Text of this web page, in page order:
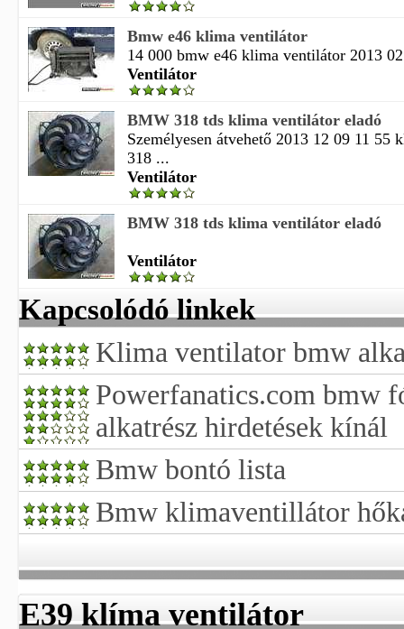
Bmw e46 klima ventilátor
14 000 bmw e46 klima ventilátor 2013
Ventilátor
BMW 318 tds klima ventilátor eladó
Személyesen átvehető 2013 12 09 11 55
318 ...
Ventilátor
BMW 318 tds klima ventilátor eladó
Ventilátor
Kapcsolódó linkek
Klima ventilator bmw
Powerfanatics.com bmw
alkatrész hirdetések kínál
Bmw bontó lista
Bmw klimaventillátor
E39 klíma ventilátor